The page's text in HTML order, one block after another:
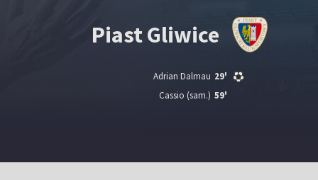
Piast Gliwice
29'
Adrian Dalmau
59'
Cassio (sam.)